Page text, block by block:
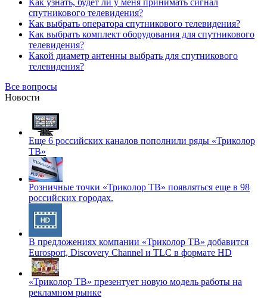
Как узнать, будет ли у меня принимать сигнал
спутникового телевидения?
Как выбрать оператора спутникового телевидения?
Как выбрать комплект оборудования для спутникового
телевидения?
Какой диаметр антенны выбрать для спутникового
телевидения?
Все вопросы
Новости
Еще 6 российских каналов пополнили ряды «Триколор
ТВ»
Розничные точки «Триколор ТВ» появляться еще в 98
российских городах.
В предложениях компании «Триколор ТВ» добавится
Eurosport, Discovery Channel и TLC в формате HD
«Триколор ТВ» презентует новую модель работы на
рекламном рынке